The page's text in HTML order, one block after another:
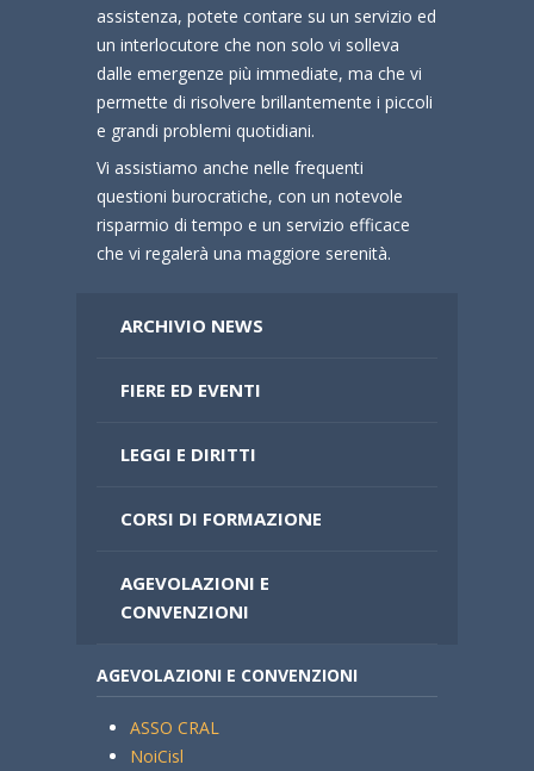
assistenza, potete contare su un servizio ed
un interlocutore che non solo vi solleva
dalle emergenze più immediate, ma che vi
permette di risolvere brillantemente i piccoli
e grandi problemi quotidiani.
Vi assistiamo anche nelle frequenti
questioni burocratiche, con un notevole
risparmio di tempo e un servizio efficace
che vi regalerà una maggiore serenità.
ARCHIVIO NEWS
FIERE ED EVENTI
LEGGI E DIRITTI
CORSI DI FORMAZIONE
AGEVOLAZIONI E
CONVENZIONI
AGEVOLAZIONI E CONVENZIONI
ASSO CRAL
NoiCisl